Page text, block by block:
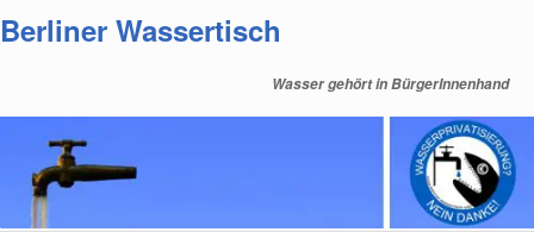
primären
Berliner Wassertisch
Wasser gehört in BürgerInnenhand